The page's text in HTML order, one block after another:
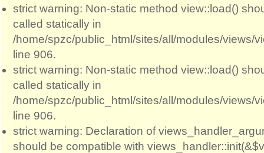
strict warning: Non-static method view::load()
called statically in
/home/spzc/public_html/sites/all/modules/views/
line 906.
strict warning: Non-static method view::load()
called statically in
/home/spzc/public_html/sites/all/modules/views/
line 906.
strict warning: Declaration of
should be compatible with